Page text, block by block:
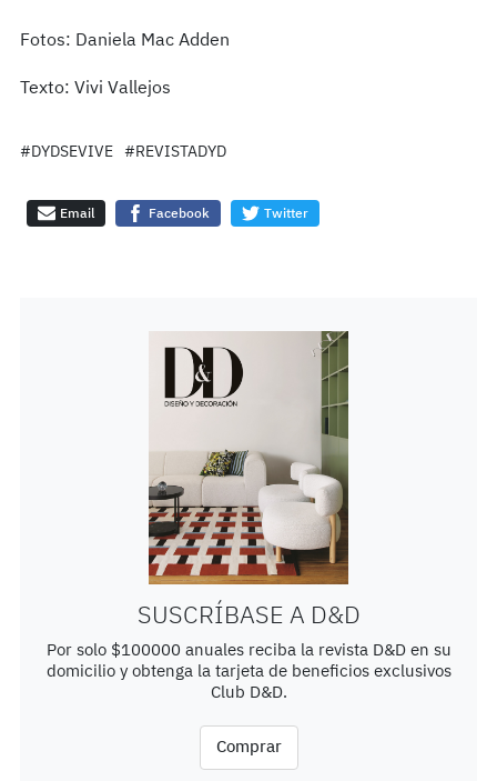
Fotos: Daniela Mac Adden
Texto: Vivi Vallejos
#DYDSEVIVE #REVISTADYD
Email Facebook Twitter
SUSCRÍBASE A D&D
Por solo $100000 anuales reciba la revista D&D en su
domicilio y obtenga la tarjeta de beneficios exclusivos
Club D&D.
Comprar